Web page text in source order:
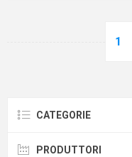
1
CATEGORIE
PRODUTTORI